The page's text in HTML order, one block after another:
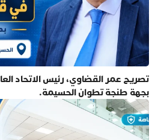
تصريح عمر القضاوي، رئيس الاتحاد
بجهة طنجة تطوان الحسيمة.